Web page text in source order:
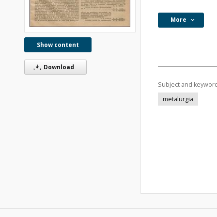
Show content
Download
More
Subject and
metalurgia